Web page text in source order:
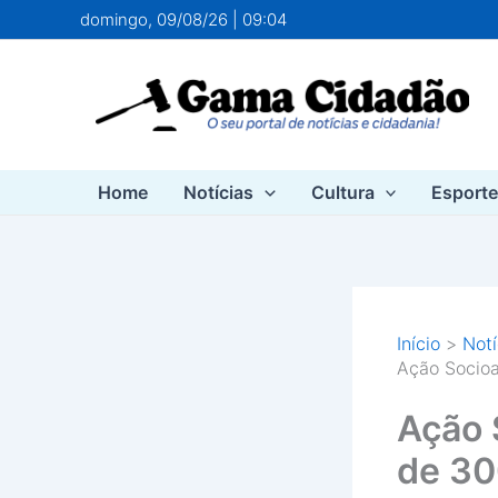
para
domingo, 09/08/26 | 09:04
Home Notícias Cultura Esporte
Início
Ação
Ação
de